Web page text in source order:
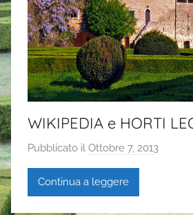
WIKIPEDIA e HORTI
Pubblicato il Ottobre 7, 2013
Continua a leggere